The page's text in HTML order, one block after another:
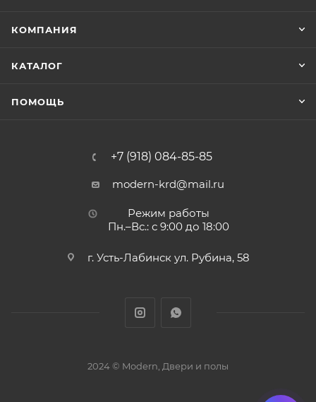
КОМПАНИЯ
КАТАЛОГ
ПОМОЩЬ
+7 (918) 084-85-85
modern-krd@mail.ru
Режим работы
Пн.–Вс.: с 9:00 до 18:00
г. Усть-Лабинск ул. Рубина, 58
2024 © Modern, Двери и полы